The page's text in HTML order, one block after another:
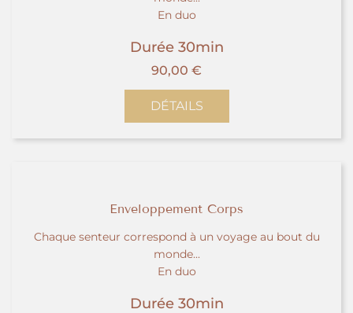
En duo
Durée 30min
90,00 €
DÉTAILS
Enveloppement Corps
Chaque senteur correspond à un voyage au bout du
monde...
En duo
Durée 30min